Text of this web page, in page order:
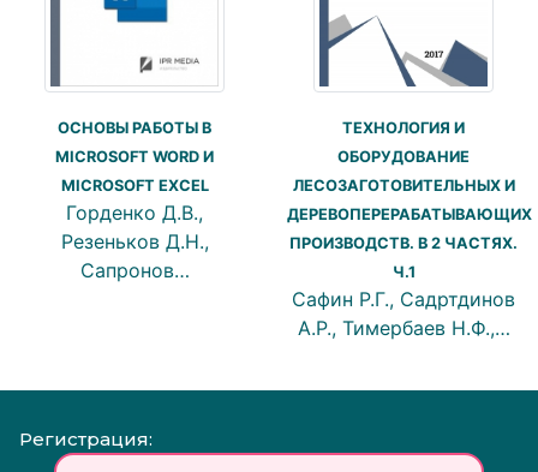
ОСНОВЫ РАБОТЫ В
MICROSOFT WORD И
MICROSOFT EXCEL
Горденко Д.В.,
Резеньков Д.Н.,
Сапронов…
ТЕХНОЛОГИЯ И
ОБОРУДОВАНИЕ
ЛЕСОЗАГОТОВИТЕЛЬНЫХ И
ДЕРЕВОПЕРЕРАБАТЫВАЮЩИХ
ПРОИЗВОДСТВ. В 2 ЧАСТЯХ.
Ч.1
Сафин Р.Г., Садртдинов
А.Р., Тимербаев Н.Ф.,…
Регистрация: